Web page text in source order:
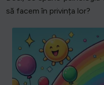
să facem în privința lor?